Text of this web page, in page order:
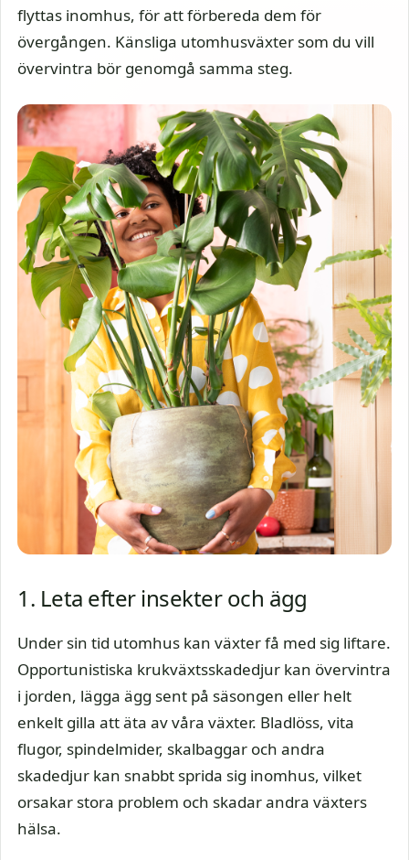
flyttas inomhus, för att förbereda dem för
övergången. Känsliga utomhusväxter som du vill
övervintra bör genomgå samma steg.
1. Leta efter insekter och ägg
Under sin tid utomhus kan växter få med sig liftare.
Opportunistiska krukväxtsskadedjur kan övervintra
i jorden, lägga ägg sent på säsongen eller helt
enkelt gilla att äta av våra växter. Bladlöss, vita
flugor, spindelmider, skalbaggar och andra
skadedjur kan snabbt sprida sig inomhus, vilket
orsakar stora problem och skadar andra växters
hälsa.